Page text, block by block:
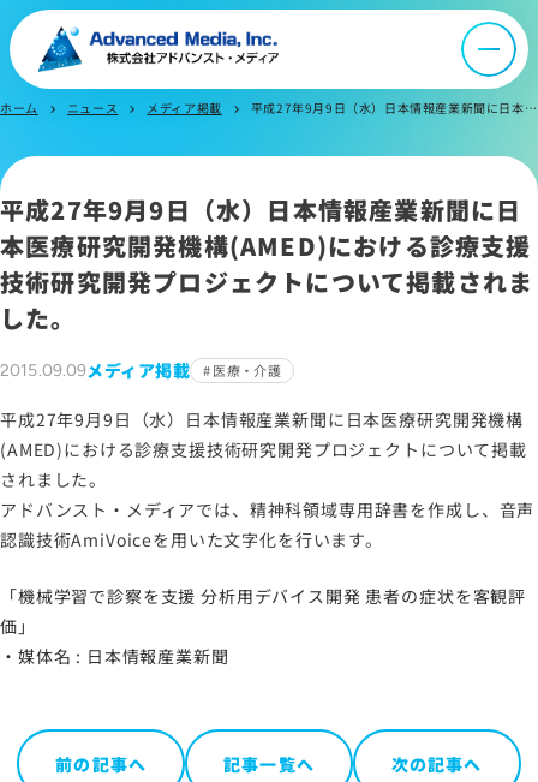
会社案内
オウンドメディア
ニュース
採用情報
よくあるご質問
お問い合わせ
サイトマップ
プライバシーポリシー
ホーム chevron_right ニュース chevron_right メディア掲載 chevron_right 平成27年9月9日（水）日本情報産業新聞に日本医療研究開発機構(AMED)における診療支援技術研究開発プロジェクトについて掲載されました。
平成27年9月9日（水）日本情報産業新聞に日
本医療研究開発機構(AMED)における診療支援
技術研究開発プロジェクトについて掲載されま
した。
2015.09.09メディア掲載 医療・介護
平成27年9月9日（水）日本情報産業新聞に日本医療研究開発機構
(AMED)における診療支援技術研究開発プロジェクトについて掲載
されました。
アドバンスト・メディアでは、精神科領域専用辞書を作成し、音声
認識技術AmiVoiceを用いた文字化を行います。
「機械学習で診察を支援 分析用デバイス開発 患者の症状を客観評
価」
・媒体名 : 日本情報産業新聞
前の記事へ 記事一覧へ 次の記事へ